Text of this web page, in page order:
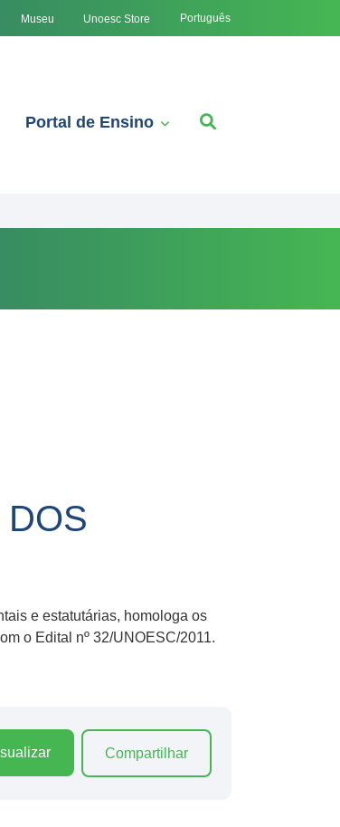
Museu Unoesc Store Português
Portal de Ensino
DOS
e estatutárias, homologa os
o Edital nº 32/UNOESC/2011.
Compartilhar